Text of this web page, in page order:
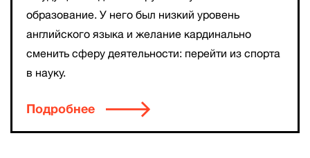
образование. У него был низкий уровень
английского языка и желание кардинально
сменить сферу деятельности: перейти из спорта
в науку.
Подробнее